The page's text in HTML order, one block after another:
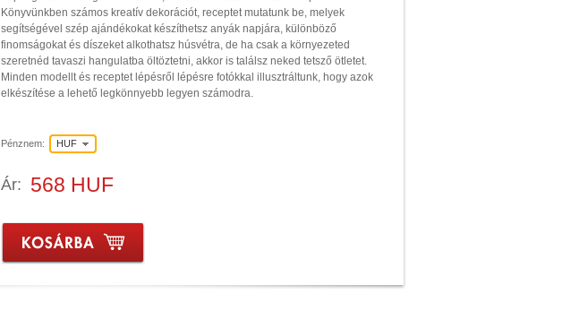
Könyvünkben számos kreatív dekorációt, receptet mutatunk be, melyek
segítségével szép ajándékokat készíthetsz anyák napjára, különböző
finomságokat és díszeket alkothatsz húsvétra, de ha csak a környezeted
szeretnéd tavaszi hangulatba öltöztetni, akkor is találsz neked tetsző ötletet.
Minden modellt és receptet lépésről lépésre fotókkal illusztráltunk, hogy azok
elkészítése a lehető legkönnyebb legyen számodra.
Pénznem: HUF
Ár: 568 HUF